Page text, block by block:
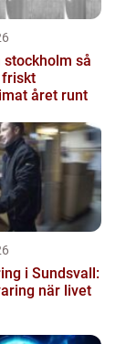
så
friskt
året runt
i Sundsvall:
när livet